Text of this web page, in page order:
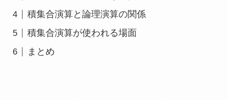
積集合演算と論理演算の関係
積集合演算が使われる場面
まとめ